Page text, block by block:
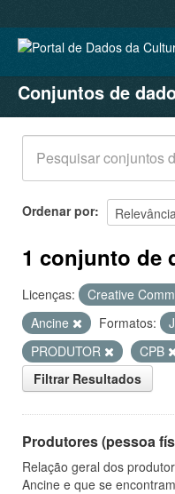
CONJUNTOS DE
ORGANIZAÇÕES
GRUPOS
SOBRE
Conjuntos de
Ordenar por
1 conjunto de
Licenças: Creative
Ancine
Formatos:
PRODUTOR
CPB
Filtrar Resultados
Produtores (pessoa
Relação geral dos
Ancine e que se